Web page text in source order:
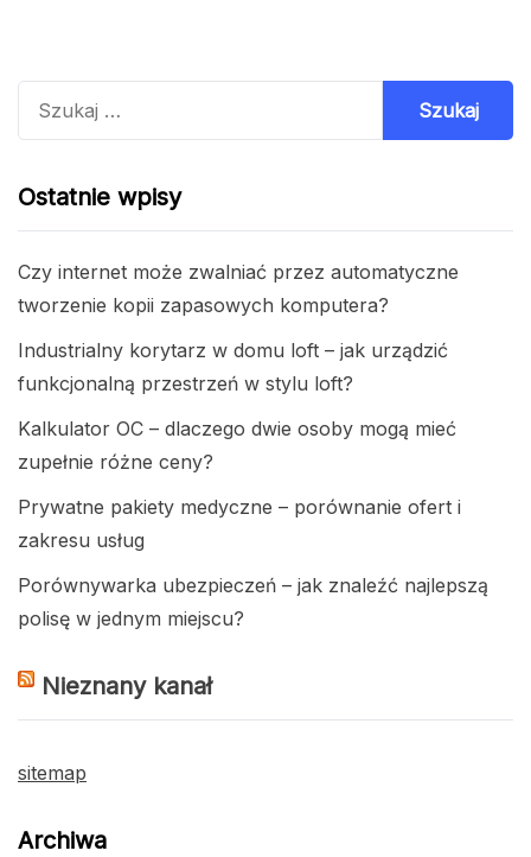
Ostatnie wpisy
Czy internet może zwalniać przez automatyczne
tworzenie kopii zapasowych komputera?
Industrialny korytarz w domu loft – jak urządzić
funkcjonalną przestrzeń w stylu loft?
Kalkulator OC – dlaczego dwie osoby mogą mieć
zupełnie różne ceny?
Prywatne pakiety medyczne – porównanie ofert i
zakresu usług
Porównywarka ubezpieczeń – jak znaleźć najlepszą
polisę w jednym miejscu?
Nieznany kanał
sitemap
Archiwa